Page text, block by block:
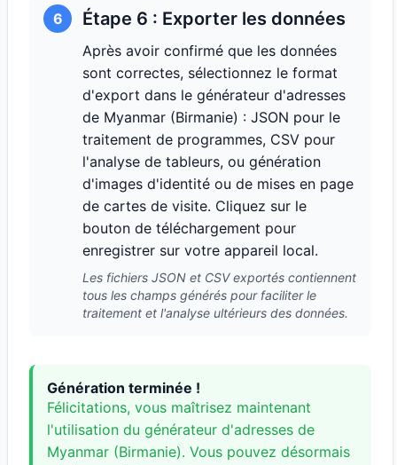
6 Étape 6 : Exporter les données
Après avoir confirmé que les données
sont correctes, sélectionnez le format
d'export dans le générateur d'adresses
de Myanmar (Birmanie) : JSON pour le
traitement de programmes, CSV pour
l'analyse de tableurs, ou génération
d'images d'identité ou de mises en page
de cartes de visite. Cliquez sur le
bouton de téléchargement pour
enregistrer sur votre appareil local.
Les fichiers JSON et CSV exportés contiennent
tous les champs générés pour faciliter le
traitement et l'analyse ultérieurs des données.
Génération terminée !
Félicitations, vous maîtrisez maintenant
l'utilisation du générateur d'adresses de
Myanmar (Birmanie). Vous pouvez désormais